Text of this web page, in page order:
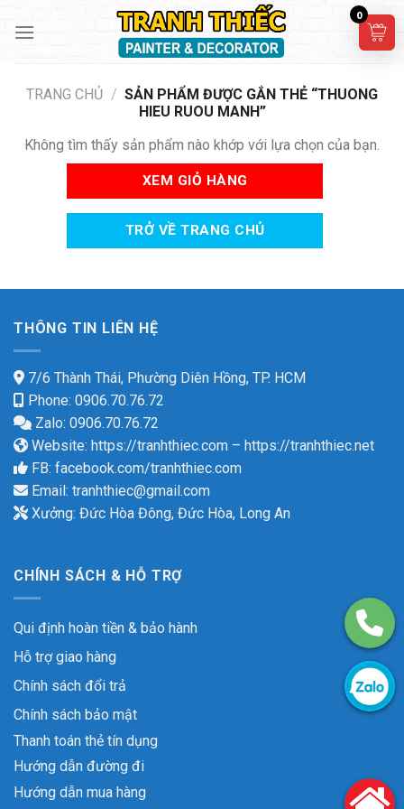
TRANG CHỦ / SẢN PHẨM ĐƯỢC GẮN THẺ “THUONG
HIEU RUOU MANH”
Không tìm thấy sản phẩm nào khớp với lựa chọn của bạn.
XEM GIỎ HÀNG
TRỞ VỀ TRANG CHỦ
THÔNG TIN LIÊN HỆ
7/6 Thành Thái, Phường Diên Hồng, TP. HCM
Phone: 0906.70.76.72
Zalo: 0906.70.76.72
Website: https://tranhthiec.com – https://tranhthiec.net
FB: facebook.com/tranhthiec.com
Email: tranhthiec@gmail.com
Xưởng: Đức Hòa Đông, Đức Hòa, Long An
CHÍNH SÁCH & HỖ TRỢ
Qui định hoàn tiền & bảo hành
Hỗ trợ giao hàng
Chính sách đổi trả
Chính sách bảo mật
Thanh toán thẻ tín dụng
Hướng dẫn đường đi
Hướng dẫn mua hàng
0